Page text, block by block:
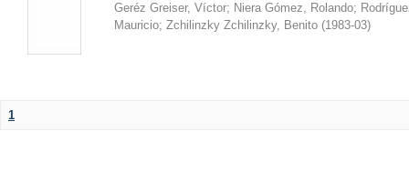
Geréz Greiser, Víctor; Niera Gómez, Rolando;
Mauricio; Zchilinzky Zchilinzky, Benito (1983-03)
1